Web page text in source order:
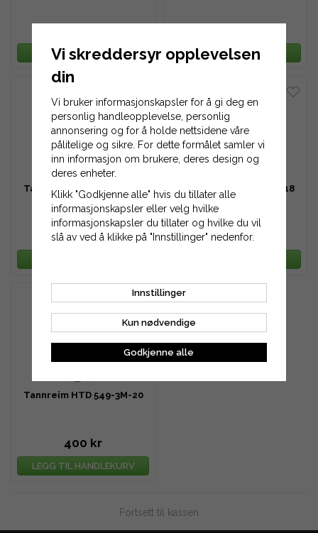
LEGG TIL HANDLEKURV LEGG TIL HANDLEKURV
Tannreim HTD 549-3M-16
320 kr
Tannreim HTD 549-3M-18
360 kr
LEGG TIL HANDLEKURV
Tannreim HTD 549-3M-20
400 kr
LEGG TIL HANDLEKURV
Fortsett til kassen
Vi skreddersyr opplevelsen
din
Vi bruker informasjonskapsler for å gi deg en
personlig handleopplevelse, personlig
annonsering og for å holde nettsidene våre
pålitelige og sikre. For dette formålet samler vi
inn informasjon om brukere, deres design og
deres enheter.
Klikk "Godkjenne alle" hvis du tillater alle
informasjonskapsler eller velg hvilke
informasjonskapsler du tillater og hvilke du vil
slå av ved å klikke på "Innstillinger" nedenfor.
Innstillinger
Kun nødvendige
Godkjenne alle